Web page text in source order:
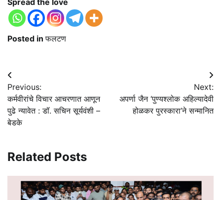
Spread the love
Posted inफलटण
Post
navigation
Previous:
कर्मवीरांचे विचार आचरणात आणून
पुढे न्यावेत : डॉ. सचिन सूर्यवंशी –
बेडके
Next:
अपर्णा जैन ‘पुण्यश्लोक अहिल्यादेवी
होळकर पुरस्कारा’ने सन्मानित
Related Posts